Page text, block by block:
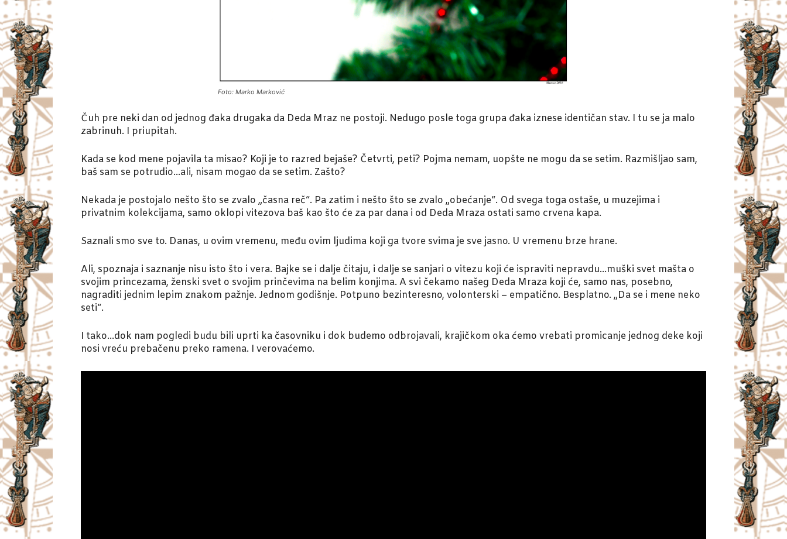
Foto: Marko Marković
Čuh pre neki dan od jednog đaka drugaka da Deda Mraz ne postoji. Nedugo posle toga grupa đaka iznese identičan stav. I tu se ja malo
zabrinuh. I priupitah.
Kada se kod mene pojavila ta misao? Koji je to razred bejaše? Četvrti, peti? Pojma nemam, uopšte ne mogu da se setim. Razmišljao sam,
baš sam se potrudio…ali, nisam mogao da se setim. Zašto?
Nekada je postojalo nešto što se zvalo „časna reč“. Pa zatim i nešto što se zvalo „obećanje“. Od svega toga ostaše, u muzejima i
privatnim kolekcijama, samo oklopi vitezova baš kao što će za par dana i od Deda Mraza ostati samo crvena kapa.
Saznali smo sve to. Danas, u ovim vremenu, među ovim ljudima koji ga tvore svima je sve jasno. U vremenu brze hrane.
Ali, spoznaja i saznanje nisu isto što i vera. Bajke se i dalje čitaju, i dalje se sanjari o vitezu koji će ispraviti nepravdu…muški svet mašta o
svojim princezama, ženski svet o svojim prinčevima na belim konjima. A svi čekamo našeg Deda Mraza koji će, samo nas, posebno,
nagraditi jednim lepim znakom pažnje. Jednom godišnje. Potpuno bezinteresno, volonterski – empatično. Besplatno. „Da se i mene neko
seti“.
I tako…dok nam pogledi budu bili uprti ka časovniku i dok budemo odbrojavali, krajičkom oka ćemo vrebati promicanje jednog deke koji
nosi vreću prebačenu preko ramena. I verovaćemo.